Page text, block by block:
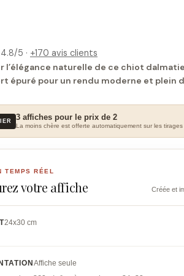
4.8/5 · +170 avis clients
l’élégance naturelle de ce chiot
épuré pour un rendu moderne et plein
3 affiches pour le prix de 2
La moins chère est offerte automatiquement sur les tirages
TEMPS RÉEL
votre affiche Créée et
24x30 cm
Affiche seule